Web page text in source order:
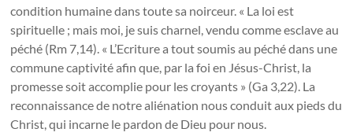
condition humaine dans toute sa noirceur. « La loi est
spirituelle ; mais moi, je suis charnel, vendu comme esclave au
péché (Rm 7,14). « L’Ecriture a tout soumis au péché dans une
commune captivité afin que, par la foi en Jésus-Christ, la
promesse soit accomplie pour les croyants » (Ga 3,22). La
reconnaissance de notre aliénation nous conduit aux pieds du
Christ, qui incarne le pardon de Dieu pour nous.